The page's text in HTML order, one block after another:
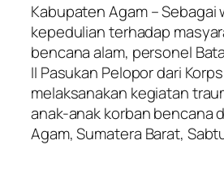
Kabupaten Agam – Sebagai
kepedulian terhadap
bencana alam, personel
II Pasukan Pelopor dari
melaksanakan kegiatan
anak-anak korban bencana
Agam, Sumatera Barat,